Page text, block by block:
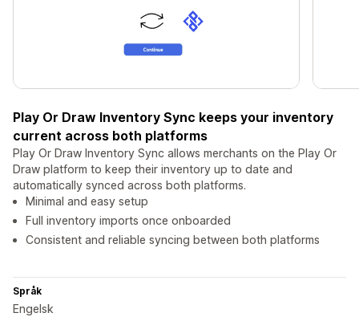
Play Or Draw Inventory Sync keeps your inventory
current across both platforms
Play Or Draw Inventory Sync allows merchants on the Play Or
Draw platform to keep their inventory up to date and
automatically synced across both platforms.
Minimal and easy setup
Full inventory imports once onboarded
Consistent and reliable syncing between both platforms
Språk
Engelsk